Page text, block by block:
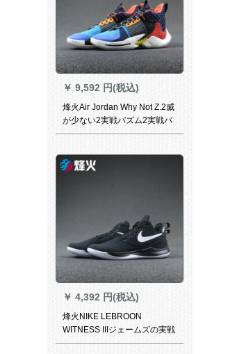
￥ 9,592 円(税込)
烽火Air Jordan Why Not Z.2威
が少ない2実戦バズム2実戦バ
ズムBV 6352 AO 6218 BV
￥ 4,392 円(税込)
烽火NIKE LEBROON
WITNESS IIIジェームズの実戦
バトズ4432 100 AO 4432-001